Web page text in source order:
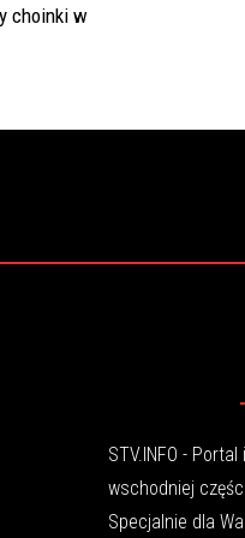
choinki w
STV.INFO -
wschodniej
Specjalnie dla